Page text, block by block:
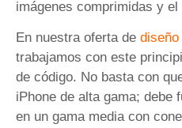
imágenes comprimidas y
En nuestra oferta de
trabajamos con este
de código. No basta con
iPhone de alta gama; debe
en un gama media con